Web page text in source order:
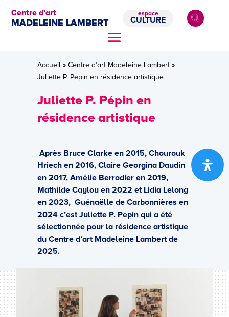
Centre d’art
MADELEINE LAMBERT
espace
CULTURE
Accueil» Centre d’art Madeleine Lambert»
Juliette P. Pepin en résidence artistique
Juliette P. Pépin en
résidence artistique
Après Bruce Clarke en 2015, Chourouk
Hriech en 2016, Claire Georgina Daudin
en 2017, Amélie Berrodier en 2019,
Mathilde Caylou en 2022 et Lidia Lelong
en 2023, Guénaëlle de Carbonnières en
2024 c’est Juliette P. Pepin qui a été
sélectionnée pour la résidence artistique
du Centre d’art Madeleine Lambert de
2025.